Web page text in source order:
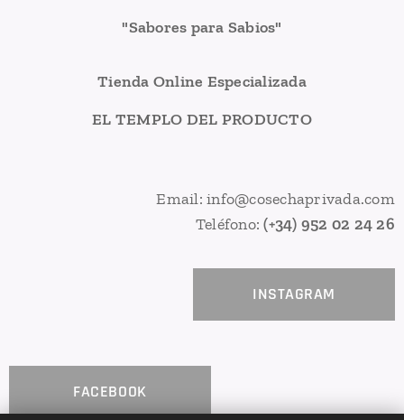
"Sabores para Sabios"
Tienda Online Especializada
EL TEMPLO DEL PRODUCTO
Email: info@cosechaprivada.com
Teléfono:(+34) 952 02 24 26
INSTAGRAM
FACEBOOK